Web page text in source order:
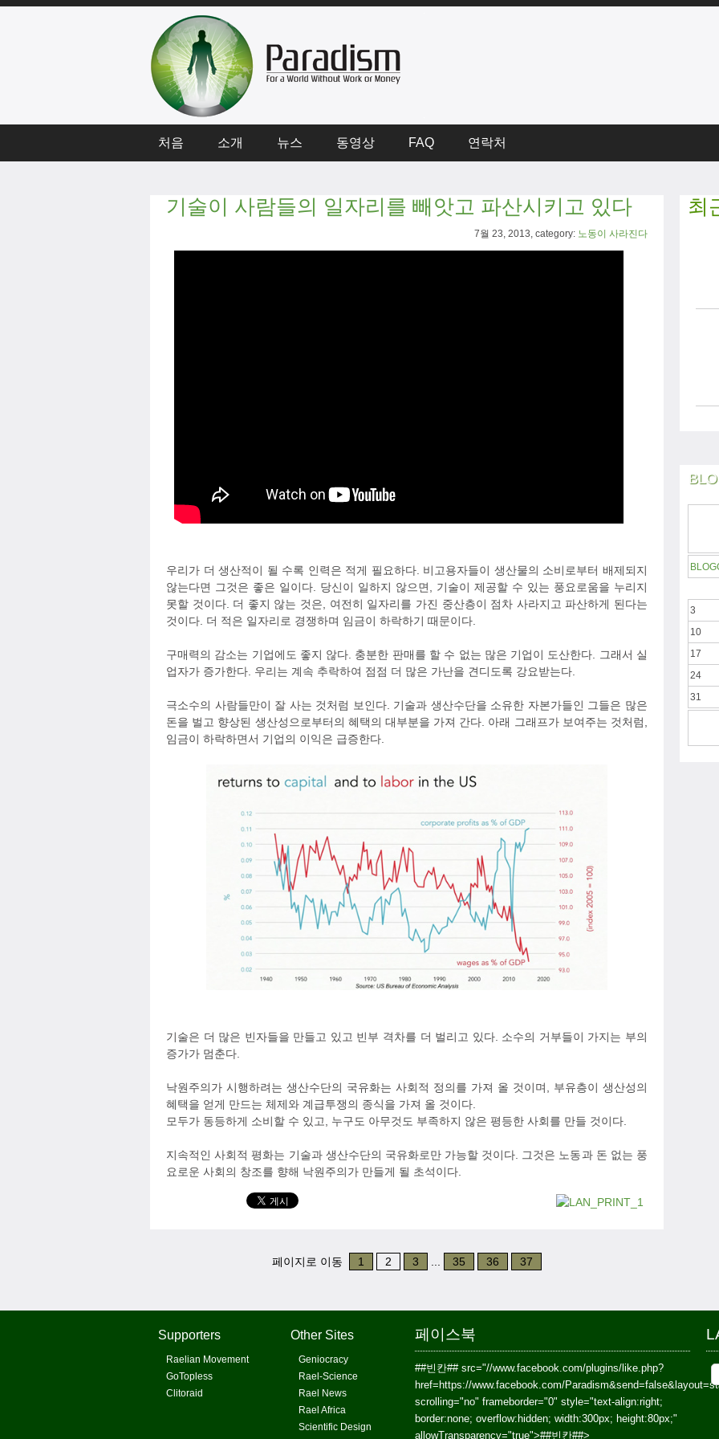
처음 소개 뉴스 동영상 FAQ 연락처
기술이 사람들의 일자리를 빼앗고 파산시키고 있다
7월 23, 2013, category: 노동이 사라진다
우리가 더 생산적이 될 수록 인력은 적게 필요하다. 비고용자들이 생산물의 소비로부터 배제되지
않는다면 그것은 좋은 일이다. 당신이 일하지 않으면, 기술이 제공할 수 있는 풍요로움을 누리지
못할 것이다. 더 좋지 않는 것은, 여전히 일자리를 가진 중산층이 점차 사라지고 파산하게 된다는
것이다. 더 적은 일자리로 경쟁하며 임금이 하락하기 때문이다.
구매력의 감소는 기업에도 좋지 않다. 충분한 판매를 할 수 없는 많은 기업이 도산한다. 그래서 실
업자가 증가한다. 우리는 계속 추락하여 점점 더 많은 가난을 견디도록 강요받는다.
극소수의 사람들만이 잘 사는 것처럼 보인다. 기술과 생산수단을 소유한 자본가들인 그들은 많은
돈을 벌고 향상된 생산성으로부터의 혜택의 대부분을 가져 간다. 아래 그래프가 보여주는 것처럼,
임금이 하락하면서 기업의 이익은 급증한다.
기술은 더 많은 빈자들을 만들고 있고 빈부 격차를 더 벌리고 있다. 소수의 거부들이 가지는 부의
증가가 멈춘다.
낙원주의가 시행하려는 생산수단의 국유화는 사회적 정의를 가져 올 것이며, 부유층이 생산성의
혜택을 얻게 만드는 체제와 계급투쟁의 종식을 가져 올 것이다.
모두가 동등하게 소비할 수 있고, 누구도 아무것도 부족하지 않은 평등한 사회를 만들 것이다.
지속적인 사회적 평화는 기술과 생산수단의 국유화로만 가능할 것이다. 그것은 노동과 돈 없는 풍
요로운 사회의 창조를 향해 낙원주의가 만들게 될 초석이다.
페이지로 이동 1 2 3 35 36 37
최
3
10
17
24
31
Supporters
Raelian Movement
GoTopless
Clitoraid
Other Sites
Geniocracy
Rael-Science
Rael News
Rael Africa
Scientific Design
페이스북
##빈칸##src="//www.facebook.com/plugins/like.php?
href=https://www.facebook.com/
scrolling="no" frameborder="0" style="text-align:right;
border:none; overflow:hidden; width:300px; height:80px;"
allowTransparency="true">##빈칸##>